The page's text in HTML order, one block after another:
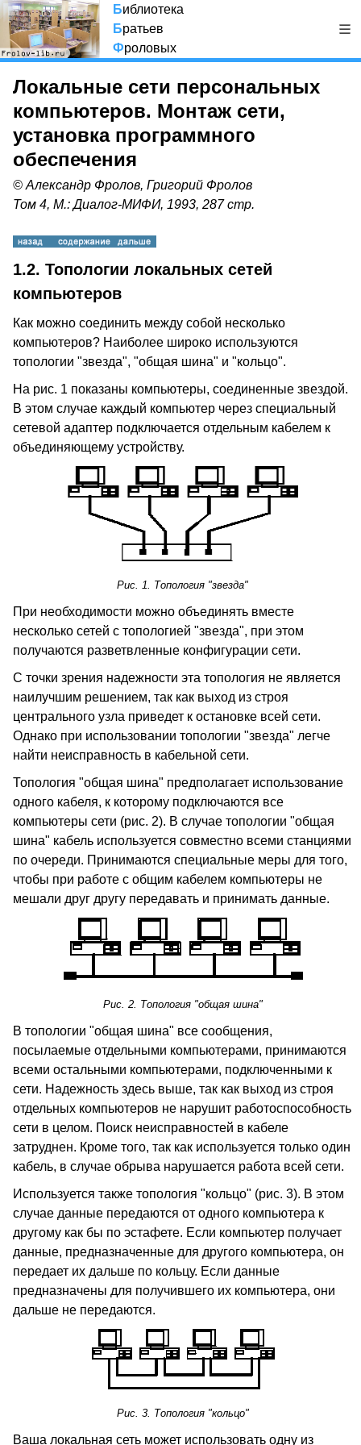
Библиотека
Братьев
Фроловых
Локальные сети персональных
компьютеров. Монтаж сети,
установка программного
обеспечения
© Александр Фролов, Григорий Фролов
Том 4, М.: Диалог-МИФИ, 1993, 287 стр.
1.2. Топологии локальных сетей
компьютеров
Как можно соединить между собой несколько
компьютеров? Наиболее широко используются
топологии "звезда", "общая шина" и "кольцо".
На рис. 1 показаны компьютеры, соединенные звездой.
В этом случае каждый компьютер через специальный
сетевой адаптер подключается отдельным кабелем к
объединяющему устройству.
Рис. 1. Топология "звезда"
При необходимости можно объединять вместе
несколько сетей с топологией "звезда", при этом
получаются разветвленные конфигурации сети.
С точки зрения надежности эта топология не является
наилучшим решением, так как выход из строя
центрального узла приведет к остановке всей сети.
Однако при использовании топологии "звезда" легче
найти неисправность в кабельной сети.
Топология "общая шина" предполагает использование
одного кабеля, к которому подключаются все
компьютеры сети (рис. 2). В случае топологии "общая
шина" кабель используется совместно всеми станциями
по очереди. Принимаются специальные меры для того,
чтобы при работе с общим кабелем компьютеры не
мешали друг другу передавать и принимать данные.
Рис. 2. Топология "общая шина"
В топологии "общая шина" все сообщения,
посылаемые отдельными компьютерами, принимаются
всеми остальными компьютерами, подключенными к
сети. Надежность здесь выше, так как выход из строя
отдельных компьютеров не нарушит работоспособность
сети в целом. Поиск неисправностей в кабеле
затруднен. Кроме того, так как используется только один
кабель, в случае обрыва нарушается работа всей сети.
Используется также топология "кольцо" (рис. 3). В этом
случае данные передаются от одного компьютера к
другому как бы по эстафете. Если компьютер получает
данные, предназначенные для другого компьютера, он
передает их дальше по кольцу. Если данные
предназначены для получившего их компьютера, они
дальше не передаются.
Рис. 3. Топология "кольцо"
Ваша локальная сеть может использовать одну из